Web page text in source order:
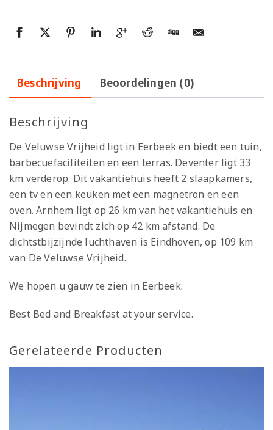
Beschrijving Beoordelingen (0)
Beschrijving
De Veluwse Vrijheid ligt in Eerbeek en biedt een tuin,
barbecuefaciliteiten en een terras. Deventer ligt 33
km verderop. Dit vakantiehuis heeft 2 slaapkamers,
een tv en een keuken met een magnetron en een
oven. Arnhem ligt op 26 km van het vakantiehuis en
Nijmegen bevindt zich op 42 km afstand. De
dichtstbijzijnde luchthaven is Eindhoven, op 109 km
van De Veluwse Vrijheid.
We hopen u gauw te zien in Eerbeek.
Best Bed and Breakfast at your service.
Gerelateerde Producten